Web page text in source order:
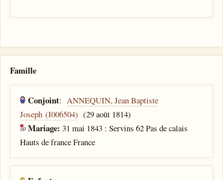
Famille
Conjoint:ANNEQUIN, Jean Baptiste
Joseph (I006504) (29 août 1814)
Mariage:31 mai 1843 : Servins 62 Pas de calais
Hauts de france France